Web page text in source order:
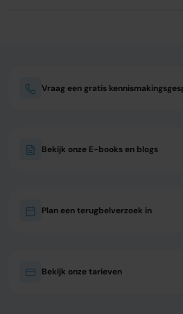
Vraag een gratis
Bekijk onze E-books en blogs
Plan een terugbelverzoek in
Bekijk onze tarieven